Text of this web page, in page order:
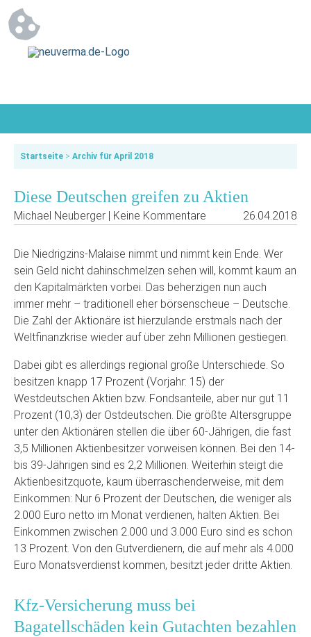
Startseite > Archiv für April 2018
Diese Deutschen greifen zu Aktien
Michael Neuberger | Keine Kommentare 26.04.2018
Die Niedrigzins-Malaise nimmt und nimmt kein Ende. Wer
sein Geld nicht dahinschmelzen sehen will, kommt kaum an
den Kapitalmärkten vorbei. Das beherzigen nun auch
immer mehr – traditionell eher börsenscheue – Deutsche.
Die Zahl der Aktionäre ist hierzulande erstmals nach der
Weltfinanzkrise wieder auf über zehn Millionen gestiegen.
Dabei gibt es allerdings regional große Unterschiede. So
besitzen knapp 17 Prozent (Vorjahr: 15) der
Westdeutschen Aktien bzw. Fondsanteile, aber nur gut 11
Prozent (10,3) der Ostdeutschen. Die größte Altersgruppe
unter den Aktionären stellen die über 60-Jährigen, die fast
3,5 Millionen Aktienbesitzer vorweisen können. Bei den 14-
bis 39-Jährigen sind es 2,2 Millionen. Weiterhin steigt die
Aktienbesitzquote, kaum überraschenderweise, mit dem
Einkommen: Nur 6 Prozent der Deutschen, die weniger als
2.000 Euro netto im Monat verdienen, halten Aktien. Bei
Einkommen zwischen 2.000 und 3.000 Euro sind es schon
13 Prozent. Von den Gutverdienern, die auf mehr als 4.000
Euro Monatsverdienst kommen, besitzt jeder dritte Aktien.
Kfz-Versicherung muss bei
Bagatellschäden kein Gutachten bezahlen